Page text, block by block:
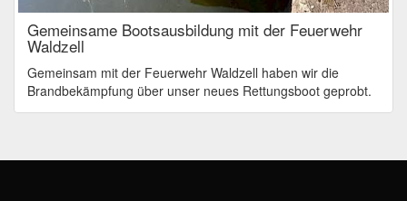
Gemeinsame Bootsausbildung mit der Feuerwehr
Waldzell
Gemeinsam mit der Feuerwehr Waldzell haben wir die
Brandbekämpfung über unser neues Rettungsboot geprobt.